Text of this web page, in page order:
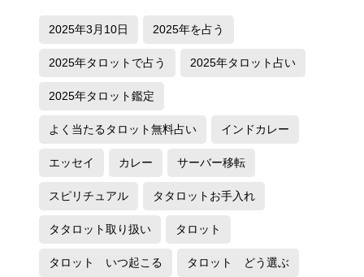
2025年3月10日 2025年を占う
2025年タロットで占う 2025年タロット占い
2025年タロット鑑定
よく当たるタロット無料占い インドカレー
エッセイ カレー サーバー移転
スピリチュアル タタロットお手入れ
タタロット取り扱い タロット
タロット いつ起こる タロット どう選ぶ